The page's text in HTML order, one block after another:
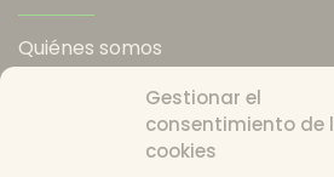
Gestionar el
consentimiento de
cookies
Quiénes somos
Política de devoluciones
Condiciones de uso